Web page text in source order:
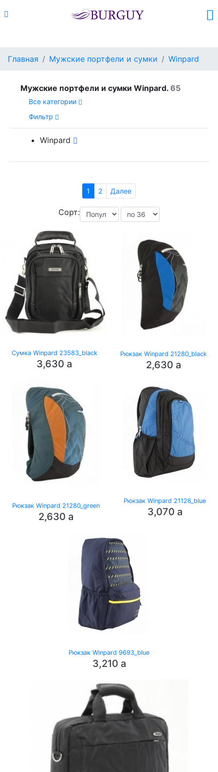
Главная Мужские портфели и сумки Winpard
Мужские портфели и сумки Winpard. 65
Все категории
Фильтр
Winpard
1 2 Далее
Сорт:
Сумка Winpard 23583_black
3,630 a
Рюкзак Winpard 21280_black
2,630 a
Рюкзак Winpard 21280_green
2,630 a
Рюкзак Winpard 21126_blue
3,070 a
Рюкзак Winpard 9693_blue
3,210 a